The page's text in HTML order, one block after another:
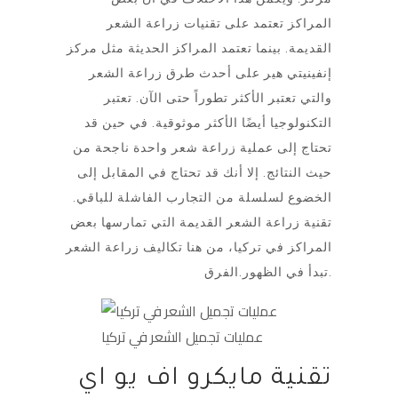
المراكز تعتمد على تقنيات زراعة الشعر
القديمة. بينما تعتمد المراكز الحديثة مثل مركز
إنفينيتي هير على أحدث طرق زراعة الشعر
والتي تعتبر الأكثر تطوراً حتى الآن. تعتبر
التكنولوجيا أيضًا الأكثر موثوقية. في حين قد
تحتاج إلى عملية زراعة شعر واحدة ناجحة من
حيث النتائج. إلا أنك قد تحتاج في المقابل إلى
الخضوع لسلسلة من التجارب الفاشلة للباقي.
تقنية زراعة الشعر القديمة التي تمارسها بعض
المراكز في تركيا، من هنا تكاليف زراعة الشعر
عمليات تجميل الشعر في تركيا
تقنية مايكرو اف يو اي